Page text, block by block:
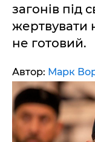
загонів під
жертвувати
не готовий.
Автор: Марк